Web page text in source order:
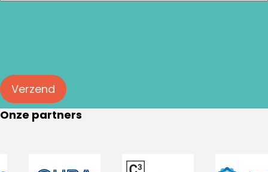
Verzend
Onze partners